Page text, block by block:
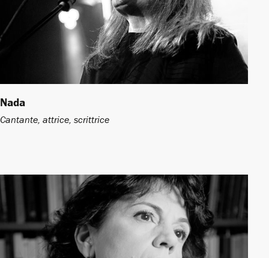
Nada
Cantante, attrice, scrittrice